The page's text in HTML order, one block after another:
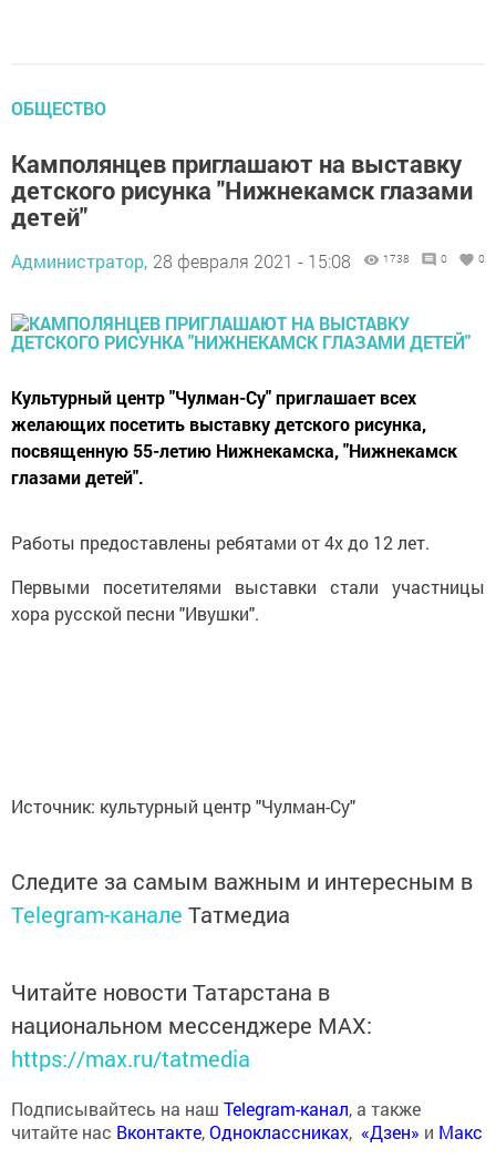
ОБЩЕСТВО
Камполянцев приглашают на выставку
детского рисунка "Нижнекамск глазами
детей"
Администратор, 28 февраля 2021 - 15:08 1738 0 0
Культурный центр "Чулман-Су" приглашает всех
желающих посетить выставку детского рисунка,
посвященную 55-летию Нижнекамска, "Нижнекамск
глазами детей".
Работы предоставлены ребятами от 4х до 12 лет.
Первыми посетителями выставки стали участницы
хора русской песни "Ивушки".
Источник: культурный центр "Чулман-Су"
Следите за самым важным и интересным в
Telegram-канале Татмедиа
Читайте новости Татарстана в
национальном мессенджере MАХ:
https://max.ru/tatmedia
Подписывайтесь на наш Telegram-канал, а также
читайте нас Вконтакте,Одноклассниках, «Дзен» и Макс